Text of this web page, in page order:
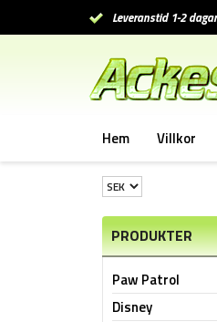
Leveranstid 1-2 dagar
Hem Villkor
PRODUKTER
Paw Patrol
Disney